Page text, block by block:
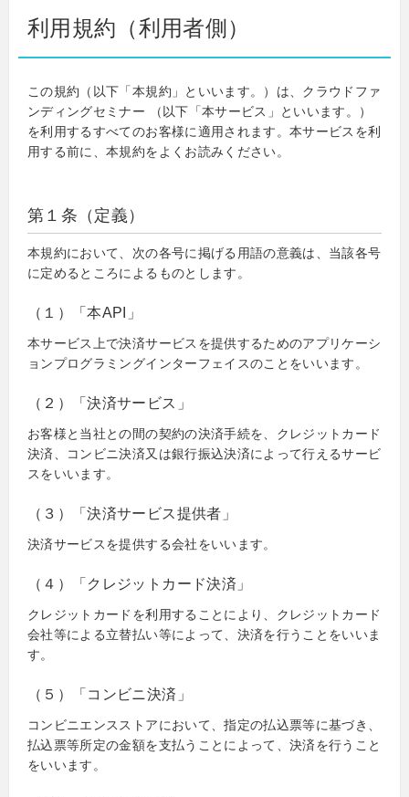
利用規約（利用者側）
この規約（以下「本規約」といいます。）は、クラウドファ
ンディングセミナー （以下「本サービス」といいます。）
を利用するすべてのお客様に適用されます。本サービスを利
用する前に、本規約をよくお読みください。
第１条（定義）
本規約において、次の各号に掲げる用語の意義は、当該各号
に定めるところによるものとします。
（１）「本API」
本サービス上で決済サービスを提供するためのアプリケーシ
ョンプログラミングインターフェイスのことをいいます。
（２）「決済サービス」
お客様と当社との間の契約の決済手続を、クレジットカード
決済、コンビニ決済又は銀行振込決済によって行えるサービ
スをいいます。
（３）「決済サービス提供者」
決済サービスを提供する会社をいいます。
（４）「クレジットカード決済」
クレジットカードを利用することにより、クレジットカード
会社等による立替払い等によって、決済を行うことをいいま
す。
（５）「コンビニ決済」
コンビニエンスストアにおいて、指定の払込票等に基づき、
払込票等所定の金額を支払うことによって、決済を行うこと
をいいます。